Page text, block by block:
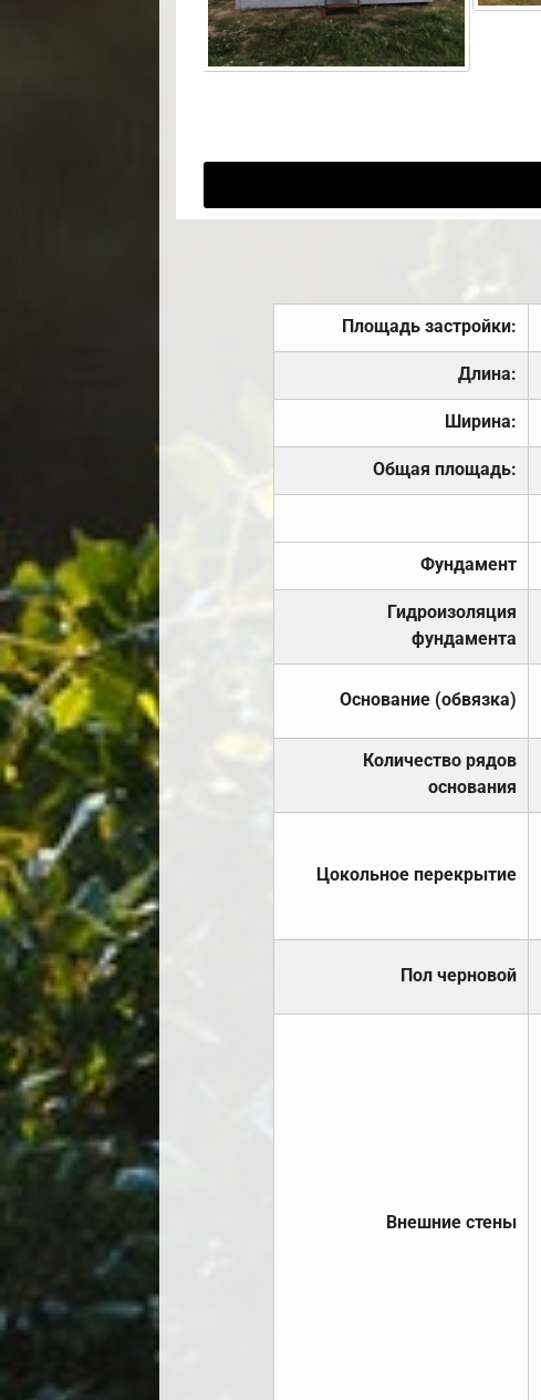
Площадь застройки:
Длина:
Ширина:
Общая площадь:
Фундамент
Гидроизоляция
фундамента
Основание (обвязка)
Количество рядов
основания
Цокольное перекрытие
Пол черновой
Внешние стены